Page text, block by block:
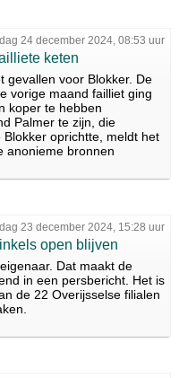
24 december 2024, 08:53 uur
keten
gevallen voor Blokker. De
vorige maand failliet ging
koper te hebben
Palmer te zijn, die
oprichtte, meldt het
anonieme bronnen
23 december 2024, 15:28 uur
open blijven
Dat maakt de
in een persbericht. Het is
de 22 Overijsselse filialen